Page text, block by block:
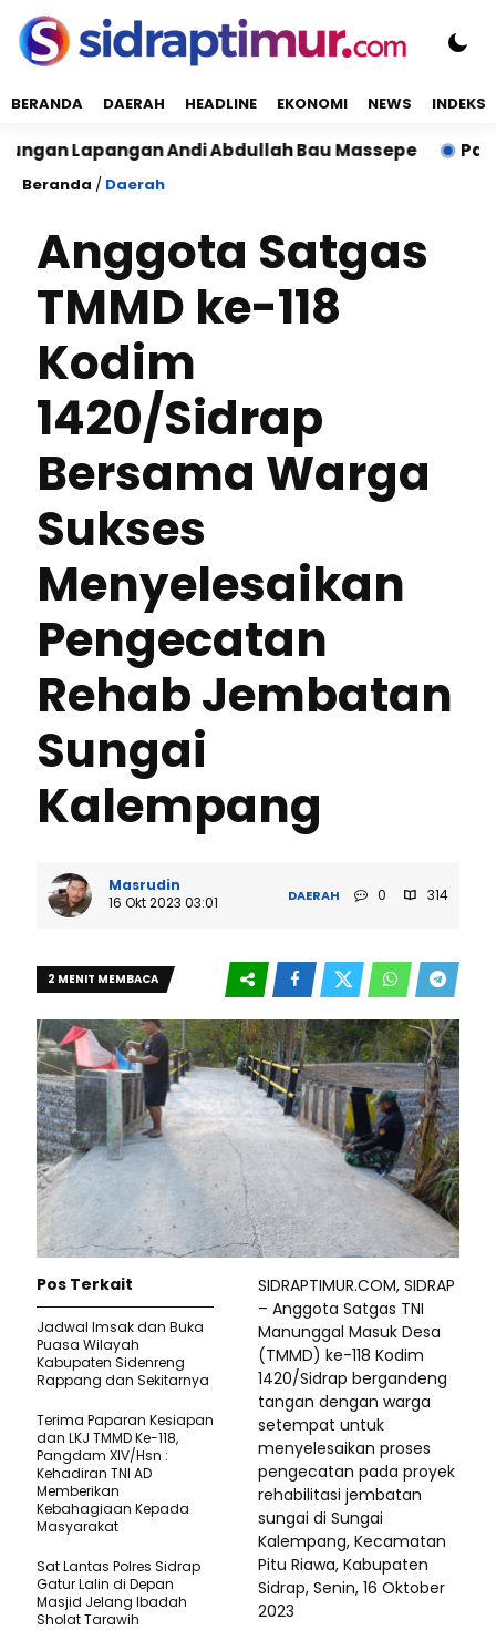
BERANDA DAERAH HEADLINE EKONOMI NEWS INDEKS
Andi Abdullah Bau Massepe Panen
Beranda / Daerah
Anggota Satgas
TMMD ke-118
Kodim
1420/Sidrap
Bersama Warga
Sukses
Menyelesaikan
Pengecatan
Rehab Jembatan
Sungai
Kalempang
Masrudin
16 Okt 2023 03:01
DAERAH 0 314
2 MENIT MEMBACA
SIDRAPTIMUR.COM, SIDRAP
– Anggota Satgas TNI
Manunggal Masuk Desa
(TMMD) ke-118 Kodim
1420/Sidrap bergandeng
tangan dengan warga
setempat untuk
menyelesaikan proses
pengecatan pada proyek
rehabilitasi jembatan
sungai di Sungai
Kalempang, Kecamatan
Pitu Riawa, Kabupaten
Sidrap, Senin, 16 Oktober
2023
Pos Terkait
Jadwal Imsak dan Buka
Puasa Wilayah
Kabupaten Sidenreng
Rappang dan Sekitarnya
Terima Paparan Kesiapan
dan LKJ TMMD Ke-118,
Pangdam XIV/Hsn :
Kehadiran TNI AD
Memberikan
Kebahagiaan Kepada
Masyarakat
Sat Lantas Polres Sidrap
Gatur Lalin di Depan
Masjid Jelang Ibadah
Sholat Tarawih